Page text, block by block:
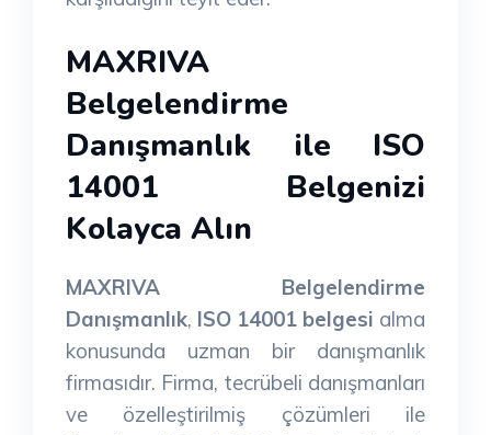
MAXRIVA
Belgelendirme
Danışmanlık ile ISO
14001 Belgenizi
Kolayca Alın
MAXRIVA Belgelendirme
Danışmanlık, ISO 14001 belgesi alma
konusunda uzman bir danışmanlık
firmasıdır. Firma, tecrübeli danışmanları
ve özelleştirilmiş çözümleri ile